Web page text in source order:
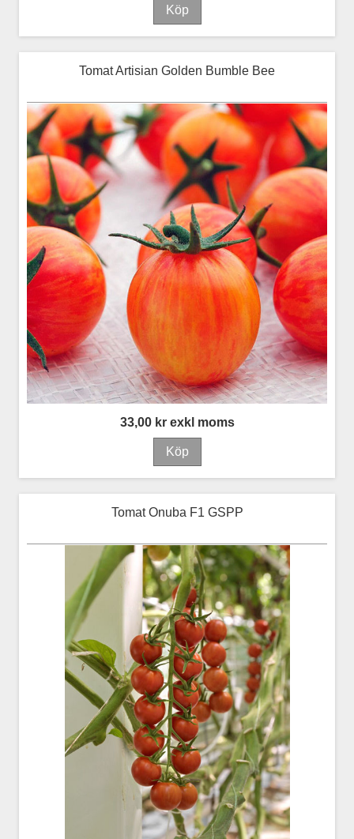
Tomat Artisian Golden Bumble Bee
33,00 kr exkl moms
Tomat Onuba F1 GSPP